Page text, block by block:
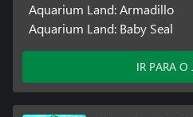
Aquarium Land: Armadillo
Aquarium Land: Baby Seal
IR PARA O